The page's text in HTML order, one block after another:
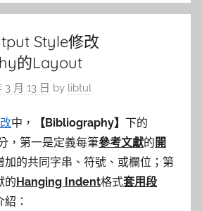
Style修改
的Layout
3 月 13 日 by libtul
中， 【Bibliography】 下的
，第一是定義每筆參考文獻的 開
加的共同字串、符號、或欄位；第
的Hanging Indent格式套用段
：